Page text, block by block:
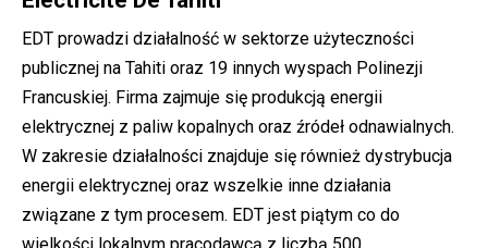
EDT prowadzi działalność w sektorze użyteczności
publicznej na Tahiti oraz 19 innych wyspach Polinezji
Francuskiej. Firma zajmuje się produkcją energii
elektrycznej z paliw kopalnych oraz źródeł odnawialnych.
W zakresie działalności znajduje się również dystrybucja
energii elektrycznej oraz wszelkie inne działania
związane z tym procesem. EDT jest piątym co do